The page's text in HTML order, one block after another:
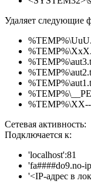
Удаляет следующие
Сетевая активность:
Подключается к:
'localhost':81
'fa####do9.no-
'<IP-адрес в